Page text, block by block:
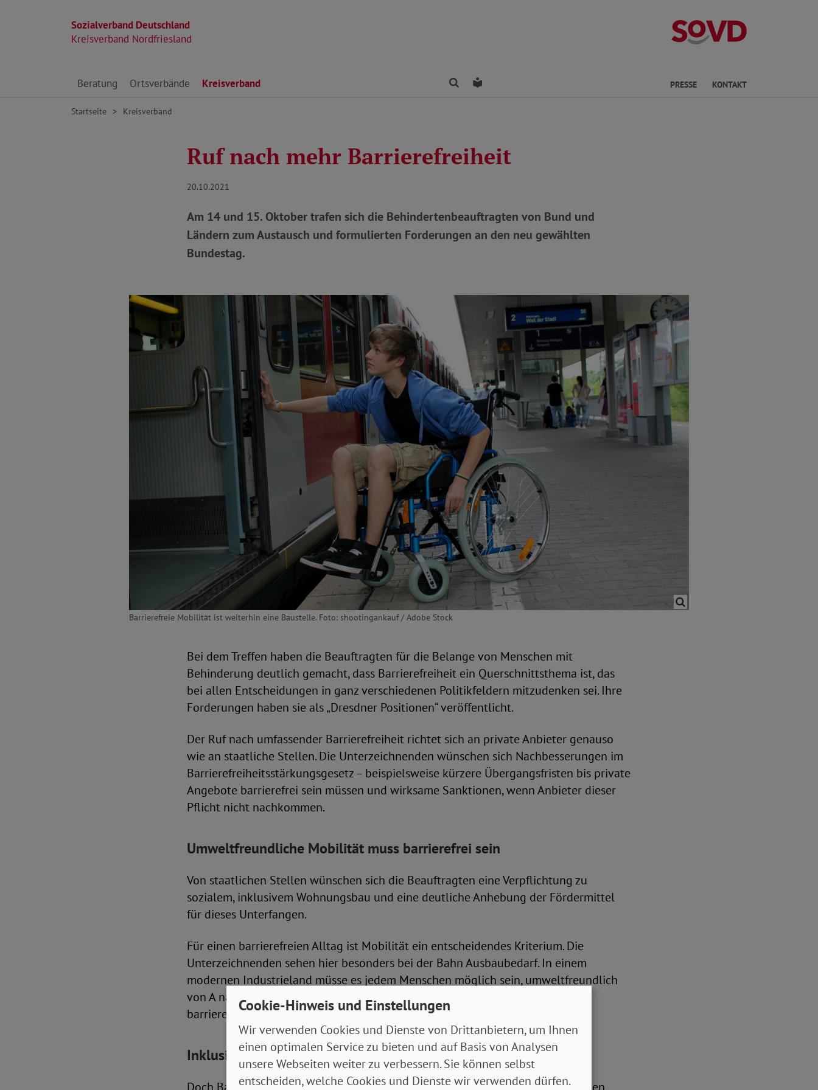
Sozialverband Deutschland
Kreisverband Nordfriesland
Kreisverband
Direkt zu den Inhalten springen
Beratung Ortsverbände Kreisverband FindenLeichte Sprache PRESSE KONTAKT
Startseite Kreisverband
Ruf nach mehr Barrierefreiheit
20.10.2021
Am 14 und 15. Oktober trafen sich die Behindertenbeauftragten von Bund und
Ländern zum Austausch und formulierten Forderungen an den neu gewählten
Bundestag.
Barrierefreie Mobilität ist weiterhin eine Baustelle. Foto: shootingankauf / Adobe Stock
Bei dem Treffen haben die Beauftragten für die Belange von Menschen mit
Behinderung deutlich gemacht, dass Barrierefreiheit ein Querschnittsthema ist, das
bei allen Entscheidungen in ganz verschiedenen Politikfeldern mitzudenken sei. Ihre
Forderungen haben sie als „Dresdner Positionen“ veröffentlicht.
Der Ruf nach umfassender Barrierefreiheit richtet sich an private Anbieter genauso
wie an staatliche Stellen. Die Unterzeichnenden wünschen sich Nachbesserungen im
Barrierefreiheitsstärkungsgesetz – beispielsweise kürzere Übergangsfristen bis private
Angebote barrierefrei sein müssen und wirksame Sanktionen, wenn Anbieter dieser
Pflicht nicht nachkommen.
Umweltfreundliche Mobilität muss barrierefrei sein
Von staatlichen Stellen wünschen sich die Beauftragten eine Verpflichtung zu
sozialem, inklusivem Wohnungsbau und eine deutliche Anhebung der Fördermittel
für dieses Unterfangen.
Für einen barrierefreien Alltag ist Mobilität ein entscheidendes Kriterium. Die
Unterzeichnenden sehen hier besonders bei der Bahn Ausbaubedarf. In einem
modernen Industrieland müsse es jedem Menschen möglich sein, umweltfreundlich
von A nach B zu gelangen. Sie fordern daher zusätzliche Mittel, um Bahnhöfe
barrierefrei auszubauen und stillgelegte Bahnstrecken zu reaktivieren.
Inklusion auf dem Arbeitsmarkt voranbringen
Cookie-Hinweis und Einstellungen
Wir verwenden Cookies und Dienste von Drittanbietern, um Ihnen
einen optimalen Service zu bieten und auf Basis von Analysen
unsere Webseiten weiter zu verbessern. Sie können selbst
entscheiden, welche Cookies und Dienste wir verwenden dürfen.